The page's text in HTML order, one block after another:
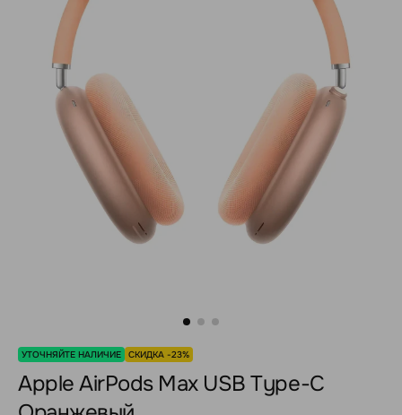
УТОЧНЯЙТЕ НАЛИЧИЕ СКИДКА -23%
Apple AirPods Max USB Type-C